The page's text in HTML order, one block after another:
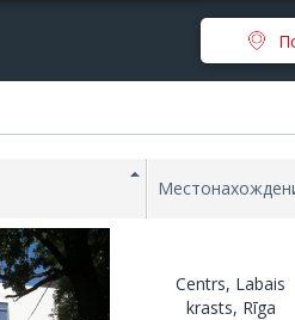
Centrs, Labais
krasts, Rīga